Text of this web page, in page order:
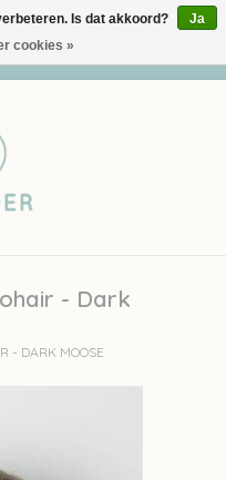
- Dark
- DARK MOOSE
Is dat akkoord?
Ja
cookies »